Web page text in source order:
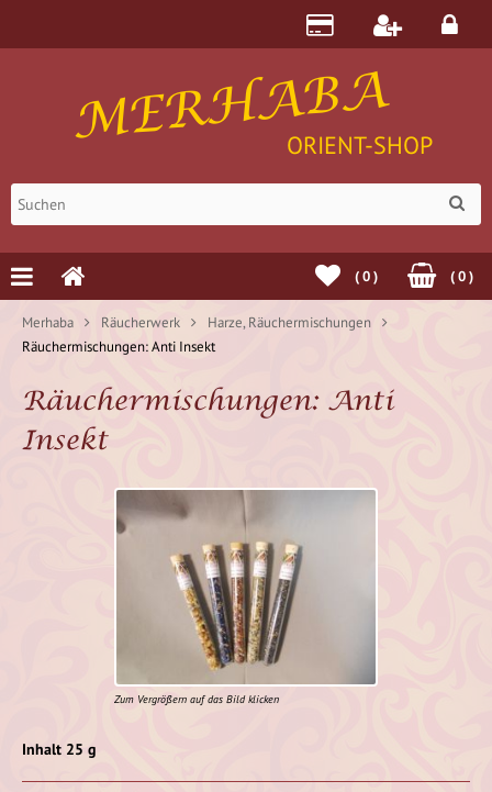
MERHABA
ORIENT-SHOP
(0)
(0)
Merhaba Räucherwerk
Harze, Räuchermischungen
Räuchermischungen: Anti Insekt
Räuchermischungen: Anti
Insekt
Zum Vergrößern auf das Bild klicken
Inhalt 25 g